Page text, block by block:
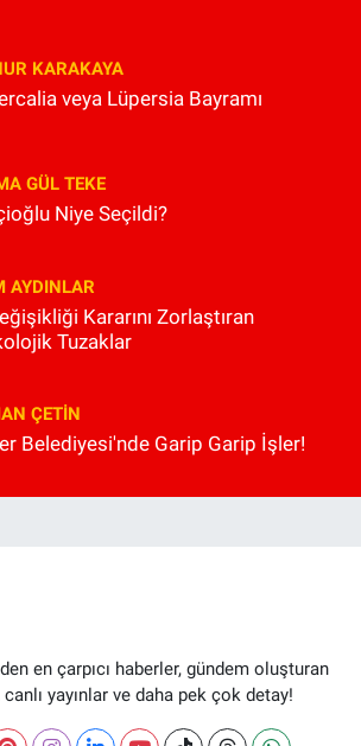
KARAKAYA
veya Lüpersia Bayramı
GÜL TEKE
Niye Seçildi?
AYDINLAR
Kararını Zorlaştıran
Tuzaklar
ÇETIN
Belediyesi'nde Garip Garip İşler!
en çarpıcı haberler, gündem oluşturan
canlı yayınlar ve daha pek çok detay!